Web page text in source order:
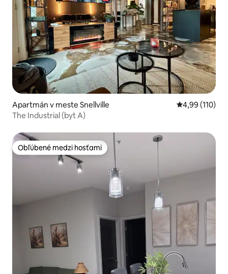
Apartmán v meste Snellville Priemerné
4,99 (110)
The Industrial (byt A)
Obľúbené medzi hosťami
Obľúbené medzi hosťami